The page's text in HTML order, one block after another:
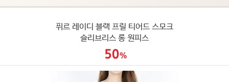
퓌르 레이디 블랙 프릴 티어드 스모크
슬리브리스 롱 원피스